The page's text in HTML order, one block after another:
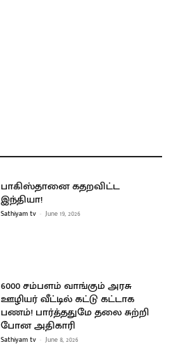
பாகிஸ்தானை கதறவிட்ட
இந்தியா!
Sathiyam tv - June 19, 2026
6000 சம்பளம் வாங்கும் அரசு
ஊழியர் வீட்டில் கட்டு கட்டாக
பணம்! பார்த்ததுமே தலை சுற்றி
போன அதிகாரி
Sathiyam tv - June 8, 2026